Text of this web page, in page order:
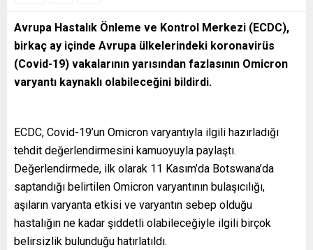
Avrupa Hastalık Önleme ve Kontrol Merkezi (ECDC),
birkaç ay içinde Avrupa ülkelerindeki koronavirüs
(Covid-19) vakalarının yarısından fazlasının Omicron
varyantı kaynaklı olabileceğini bildirdi.
ECDC, Covid-19’un Omicron varyantıyla ilgili hazırladığı
tehdit değerlendirmesini kamuoyuyla paylaştı.
Değerlendirmede, ilk olarak 11 Kasım’da Botswana’da
saptandığı belirtilen Omicron varyantının bulaşıcılığı,
aşıların varyanta etkisi ve varyantın sebep olduğu
hastalığın ne kadar şiddetli olabileceğiyle ilgili birçok
belirsizlik bulunduğu hatırlatıldı.